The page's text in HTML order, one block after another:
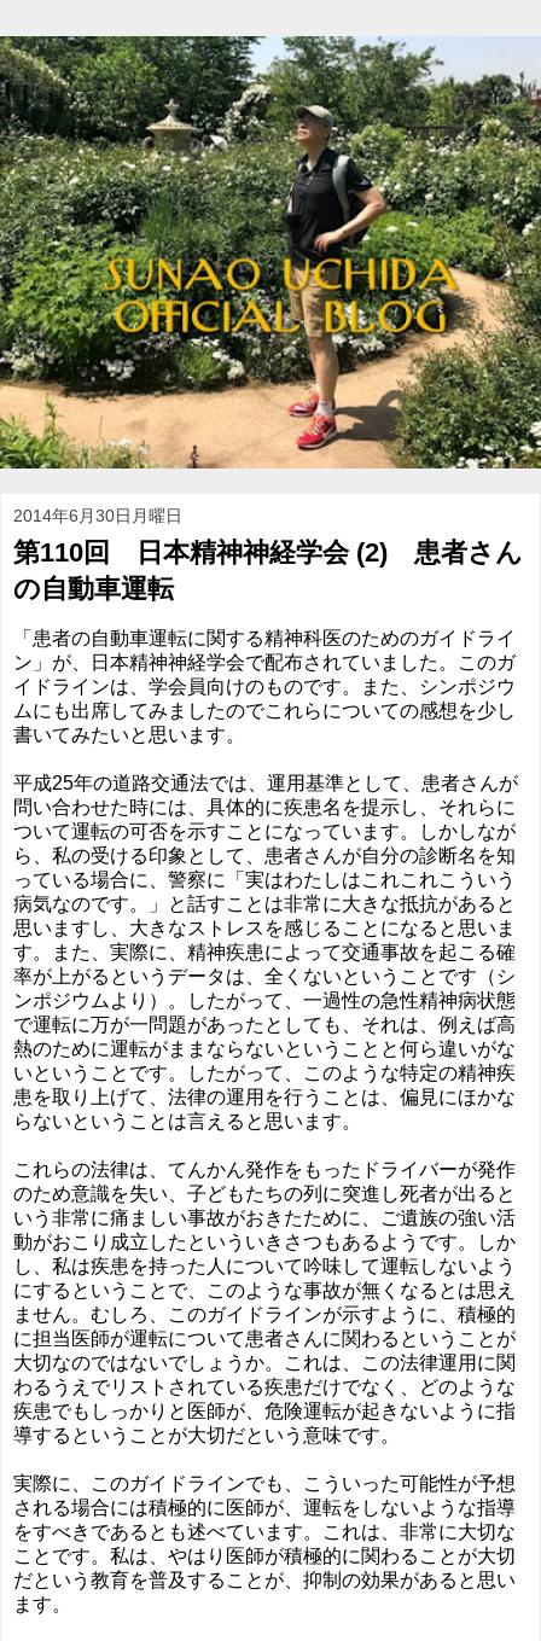
2014年6月30日月曜日
第110回 日本精神神経学会 (2) 患者さん
の自動車運転
「患者の自動車運転に関する精神科医のためのガイドライ
ン」が、日本精神神経学会で配布されていました。このガ
イドラインは、学会員向けのものです。また、シンポジウ
ムにも出席してみましたのでこれらについての感想を少し
書いてみたいと思います。
平成25年の道路交通法では、運用基準として、患者さんが
問い合わせた時には、具体的に疾患名を提示し、それらに
ついて運転の可否を示すことになっています。しかしなが
ら、私の受ける印象として、患者さんが自分の診断名を知
っている場合に、警察に「実はわたしはこれこれこういう
病気なのです。」と話すことは非常に大きな抵抗があると
思いますし、大きなストレスを感じることになると思いま
す。また、実際に、精神疾患によって交通事故を起こる確
率が上がるというデータは、全くないということです（シ
ンポジウムより）。したがって、一過性の急性精神病状態
で運転に万が一問題があったとしても、それは、例えば高
熱のために運転がままならないということと何ら違いがな
いということです。したがって、このような特定の精神疾
患を取り上げて、法律の運用を行うことは、偏見にほかな
らないということは言えると思います。
これらの法律は、てんかん発作をもったドライバーが発作
のため意識を失い、子どもたちの列に突進し死者が出ると
いう非常に痛ましい事故がおきたために、ご遺族の強い活
動がおこり成立したといういきさつもあるようです。しか
し、私は疾患を持った人について吟味して運転しないよう
にするということで、このような事故が無くなるとは思え
ません。むしろ、このガイドラインが示すように、積極的
に担当医師が運転について患者さんに関わるということが
大切なのではないでしょうか。これは、この法律運用に関
わるうえでリストされている疾患だけでなく、どのような
疾患でもしっかりと医師が、危険運転が起きないように指
導するということが大切だという意味です。
実際に、このガイドラインでも、こういった可能性が予想
される場合には積極的に医師が、運転をしないような指導
をすべきであるとも述べています。これは、非常に大切な
ことです。私は、やはり医師が積極的に関わることが大切
だという教育を普及することが、抑制の効果があると思い
ます。